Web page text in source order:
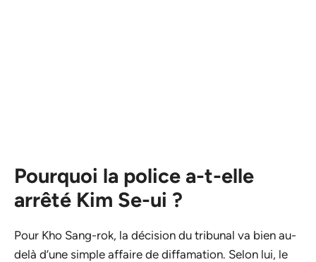
Pourquoi la police a-t-elle
arrêté Kim Se-ui ?
Pour Kho Sang-rok, la décision du tribunal va bien au-
delà d’une simple affaire de diffamation. Selon lui, le